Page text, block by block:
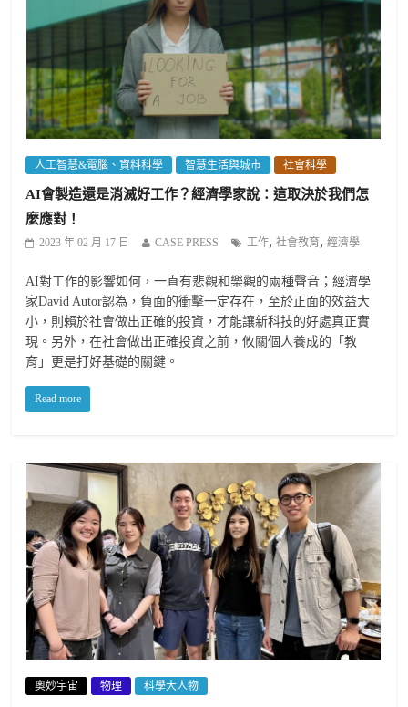
人工智慧&電腦、資料科學 智慧生活與城市 社會科學
AI會製造還是消滅好工作？經濟學家說：這取決於我們怎
麼應對！
2023 年 02 月 17 日 CASE PRESS 工作,社會教育,經濟學
AI對工作的影響如何，一直有悲觀和樂觀的兩種聲音；經濟學
家David Autor認為，負面的衝擊一定存在，至於正面的效益大
小，則賴於社會做出正確的投資，才能讓新科技的好處真正實
現。另外，在社會做出正確投資之前，攸關個人養成的「教
育」更是打好基礎的關鍵。
Read more
奧妙宇宙 物理 科學大人物